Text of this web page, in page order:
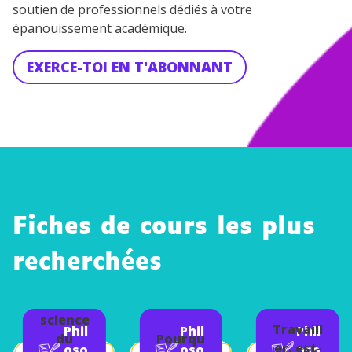
soutien de professionnels dédiés à votre
épanouissement académique.
EXERCE-TOI EN T'ABONNANT
Fiches de cours les plus
recherchées
Phil
science
du
Phil
Pourqu
Phil
Travaill
er, est-